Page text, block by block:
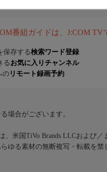
番組ガイドは、J:COM TV
保存する検索ワード登録
る お気に入りチャンネル
の リモート録画予約
場合がございます。
米国TiVo Brands LLCおよび
ゆる素材の無断複写・転載を禁